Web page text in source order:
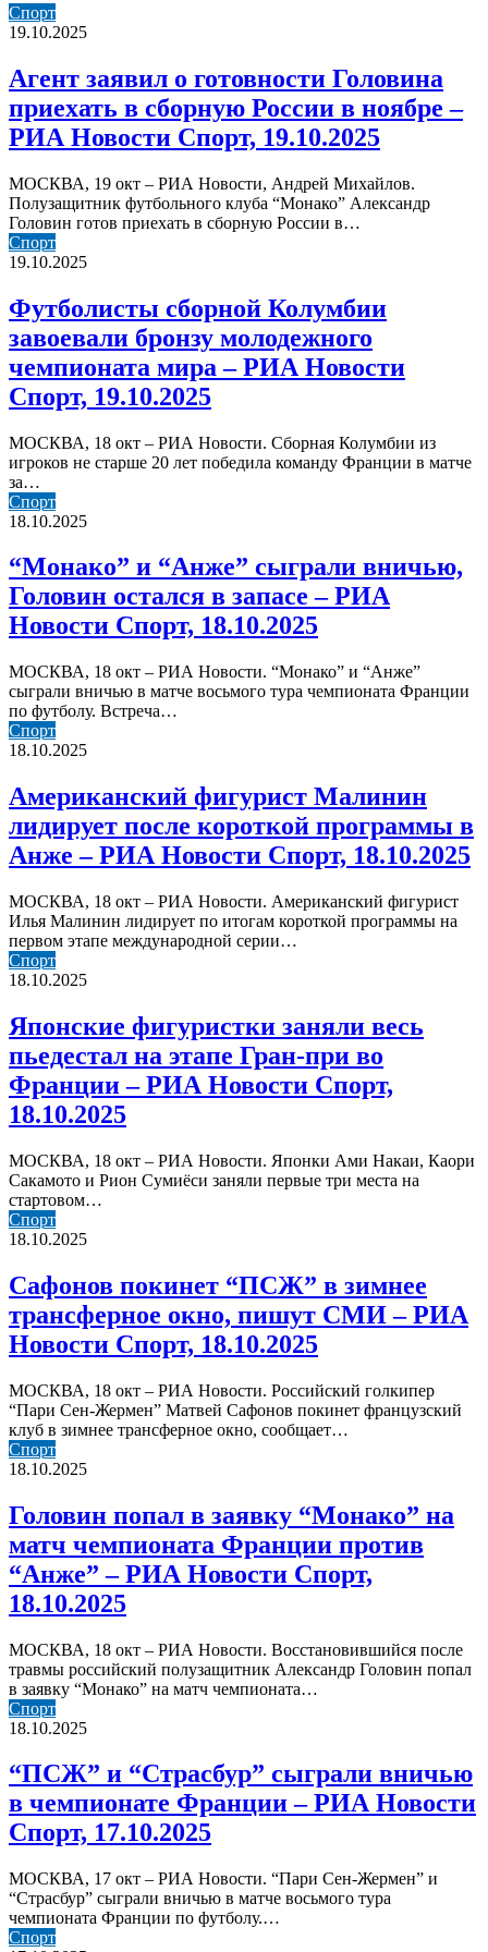
Агент
заявил
готовности
Головина
приехать
в
сборную
в
ноябре
–
РИА
Новости
19.10.2025
Спорт
19.10.2025
Агент заявил о готовности Головина
приехать в сборную России в ноябре –
РИА Новости Спорт, 19.10.2025
МОСКВА, 19 окт – РИА Новости, Андрей Михайлов.
Полузащитник футбольного клуба “Монако” Александр
Головин готов приехать в сборную России в…
Футболисты
сборной
завоевали
бронзу
молодежного
мира
–
Новости
Спорт,
19.10.2025
Спорт
19.10.2025
Футболисты сборной Колумбии
завоевали бронзу молодежного
чемпионата мира – РИА Новости
Спорт, 19.10.2025
МОСКВА, 18 окт – РИА Новости. Сборная Колумбии из
игроков не старше 20 лет победила команду Франции в матче
за…
“Монако”
и
сыграли
вничью,
Головин
остался
в
–
РИА
Новости
Спорт,
18.10.2025
Спорт
18.10.2025
“Монако” и “Анже” сыграли вничью,
Головин остался в запасе – РИА
Новости Спорт, 18.10.2025
МОСКВА, 18 окт – РИА Новости. “Монако” и “Анже”
сыграли вничью в матче восьмого тура чемпионата Франции
по футболу. Встреча…
Американский
фигурист
лидирует
после
короткой
программы
в
–
РИА
Новости
Спорт,
18.10.2025
Спорт
18.10.2025
Американский фигурист Малинин
лидирует после короткой программы в
Анже – РИА Новости Спорт, 18.10.2025
МОСКВА, 18 окт – РИА Новости. Американский фигурист
Илья Малинин лидирует по итогам короткой программы на
первом этапе международной серии…
Японские
фигуристки
весь
пьедестал
на
этапе
Гран-
при
Франции
–
РИА
Новости
Спорт,
Спорт
18.10.2025
Японские фигуристки заняли весь
пьедестал на этапе Гран-при во
Франции – РИА Новости Спорт,
18.10.2025
МОСКВА, 18 окт – РИА Новости. Японки Ами Накаи, Каори
Сакамото и Рион Сумиёси заняли первые три места на
стартовом…
Сафонов
покинет
в
зимнее
трансферное
окно,
пишут
–
РИА
Новости
Спорт,
18.10.2025
Спорт
18.10.2025
Сафонов покинет “ПСЖ” в зимнее
трансферное окно, пишут СМИ – РИА
Новости Спорт, 18.10.2025
МОСКВА, 18 окт – РИА Новости. Российский голкипер
“Пари Сен-Жермен” Матвей Сафонов покинет французский
клуб в зимнее трансферное окно, сообщает…
Головин
попал
заявку
“Монако”
на
матч
чемпионата
Франции
“Анже”
–
РИА
Новости
Спорт,
Спорт
18.10.2025
Головин попал в заявку “Монако” на
матч чемпионата Франции против
“Анже” – РИА Новости Спорт,
18.10.2025
МОСКВА, 18 окт – РИА Новости. Восстановившийся после
травмы российский полузащитник Александр Головин попал
в заявку “Монако” на матч чемпионата…
“ПСЖ”
и
сыграли
вничью
в
чемпионате
Франции
РИА
Новости
Спорт,
17.10.2025
Спорт
18.10.2025
“ПСЖ” и “Страсбур” сыграли вничью
в чемпионате Франции – РИА Новости
Спорт, 17.10.2025
МОСКВА, 17 окт – РИА Новости. “Пари Сен-Жермен” и
“Страсбур” сыграли вничью в матче восьмого тура
чемпионата Франции по футболу.…
Роналду
Спорт